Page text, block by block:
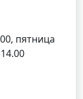
пятница